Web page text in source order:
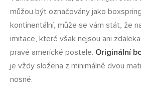
můžou být označovány jako
kontinentální, může se vám stát, že
imitace, které však nejsou ani
pravé americké postele. Originální
je vždy složena z minimálně dvou
nosné.